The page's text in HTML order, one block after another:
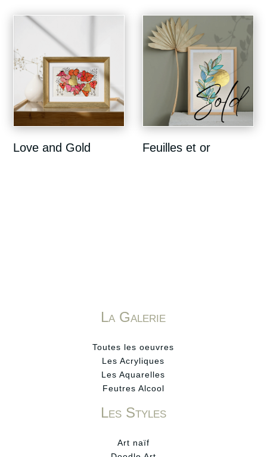
Love and Gold Feuilles et or
La Galerie
Toutes les oeuvres
Les Acryliques
Les Aquarelles
Feutres Alcool
Les Styles
Art naïf